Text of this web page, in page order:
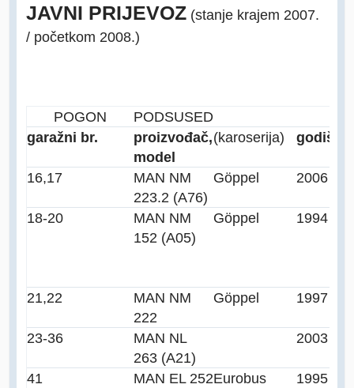
JAVNI PRIJEVOZ (stanje krajem 2007.
/ početkom 2008.)
POGON
PODSUSED
garažni br.
proizvođač,
model
(karoserija) godište
16,17
MAN NM
223.2 (A76)
Göppel 2006
18-20
MAN NM
152 (A05)
Göppel 1994
21,22
MAN NM
222
Göppel 1997
23-36
MAN NL
263 (A21)
2003
41
MAN EL 252Eurobus 1995